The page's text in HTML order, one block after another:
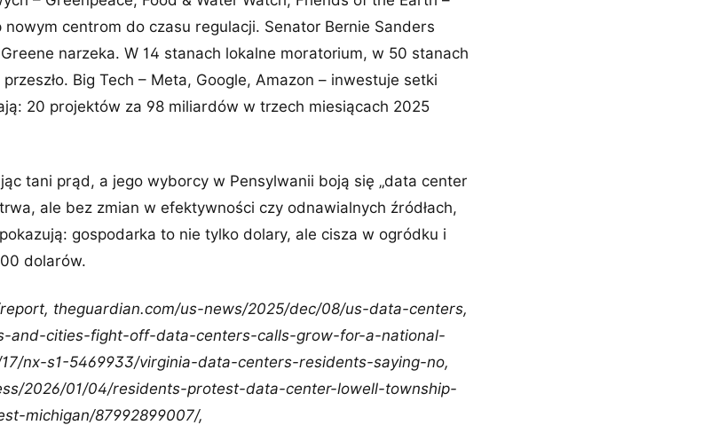
nowym centrom do czasu regulacji. Senator Bernie Sanders
narzeka. W 14 stanach lokalne moratorium, w 50 stanach
Big Tech – Meta, Google, Amazon – inwestuje setki
20 projektów za 98 miliardów w trzech miesiącach 2025
tani prąd, a jego wyborcy w Pensylwanii boją się „data center
ale bez zmian w efektywności czy odnawialnych źródłach,
gospodarka to nie tylko dolary, ale cisza w ogródku i
dolarów.
theguardian.com/us-news/2025/dec/08/us-data-centers,
and-cities-fight-off-data-centers-calls-grow-for-a-national-
nx-s1-5469933/virginia-data-centers-residents-saying-no,
2026/01/04/residents-protest-data-center-lowell-township-
michigan/87992899007/,